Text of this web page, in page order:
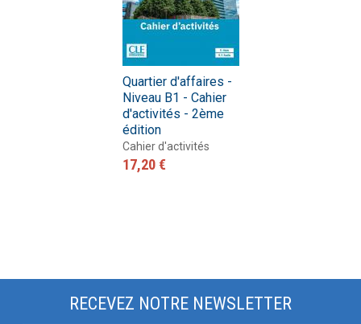
Quartier d'affaires -
Niveau B1 - Cahier
d'activités - 2ème
édition
Cahier d'activités
17,20 €
RECEVEZ NOTRE NEWSLETTER